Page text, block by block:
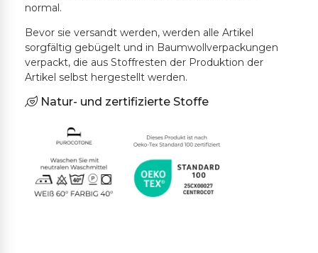
normal.
Bevor sie versandt werden, werden alle Artikel
sorgfältig gebügelt und in Baumwollverpackungen
verpackt, die aus Stoffresten der Produktion der
Artikel selbst hergestellt werden.
Natur- und zertifizierte Stoffe